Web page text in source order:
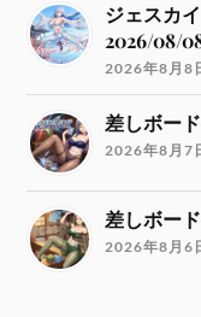
ジェスカ
2026/08/08
2026年8月8
差しボー
2026年8月7
差しボー
2026年8月6